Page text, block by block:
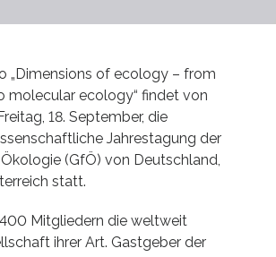
„Dimensions of ecology – from
molecular ecology“ findet von
18. September, die
Jahrestagung der
(GfÖ) von Deutschland,
statt.
Mitgliedern die weltweit
ihrer Art. Gastgeber der